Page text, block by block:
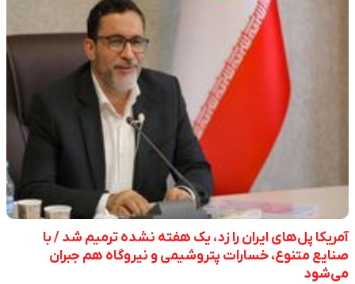
آمریکا پل‌های ایران را زد، یک هفته نشده ترمیم شد / با
صنایع متنوع، خسارات پتروشیمی و نیروگاه هم جبران
می‌شود